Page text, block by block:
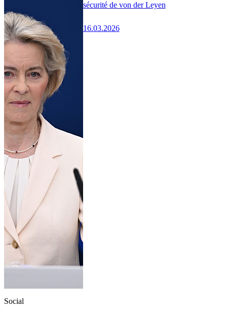
sécurité de von der Leyen
16.03.2026
Social